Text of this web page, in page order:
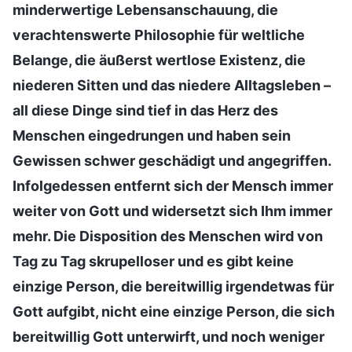
minderwertige Lebensanschauung, die
verachtenswerte Philosophie für weltliche
Belange, die äußerst wertlose Existenz, die
niederen Sitten und das niedere Alltagsleben –
all diese Dinge sind tief in das Herz des
Menschen eingedrungen und haben sein
Gewissen schwer geschädigt und angegriffen.
Infolgedessen entfernt sich der Mensch immer
weiter von Gott und widersetzt sich Ihm immer
mehr. Die Disposition des Menschen wird von
Tag zu Tag skrupelloser und es gibt keine
einzige Person, die bereitwillig irgendetwas für
Gott aufgibt, nicht eine einzige Person, die sich
bereitwillig Gott unterwirft, und noch weniger